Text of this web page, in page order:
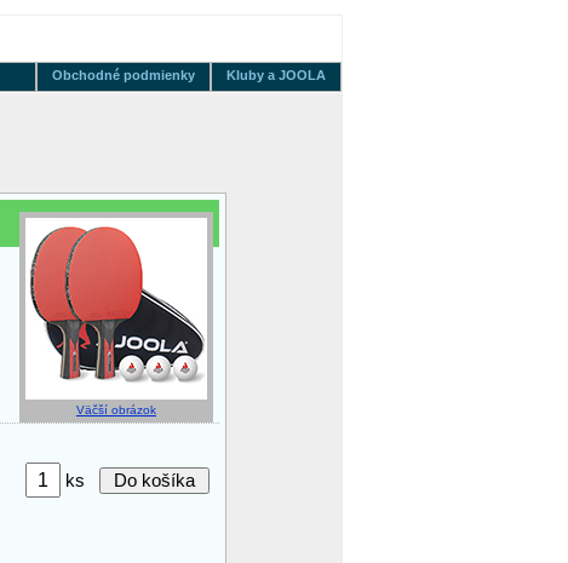
Kluby a JOOLA
Obchodné podmienky
Väčší obrázok
ks